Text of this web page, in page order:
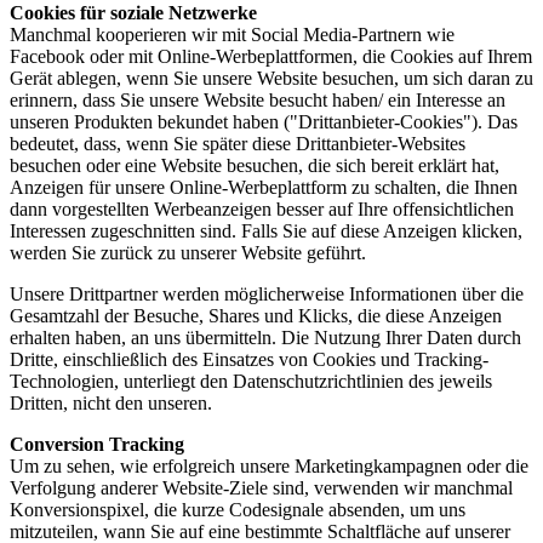
Cookies für soziale Netzwerke
Manchmal kooperieren wir mit Social Media-Partnern wie
Facebook oder mit Online-Werbeplattformen, die Cookies auf Ihrem
Gerät ablegen, wenn Sie unsere Website besuchen, um sich daran zu
erinnern, dass Sie unsere Website besucht haben/ ein Interesse an
unseren Produkten bekundet haben ("Drittanbieter-Cookies"). Das
bedeutet, dass, wenn Sie später diese Drittanbieter-Websites
besuchen oder eine Website besuchen, die sich bereit erklärt hat,
Anzeigen für unsere Online-Werbeplattform zu schalten, die Ihnen
dann vorgestellten Werbeanzeigen besser auf Ihre offensichtlichen
Interessen zugeschnitten sind. Falls Sie auf diese Anzeigen klicken,
werden Sie zurück zu unserer Website geführt.
Unsere Drittpartner werden möglicherweise Informationen über die
Gesamtzahl der Besuche, Shares und Klicks, die diese Anzeigen
erhalten haben, an uns übermitteln. Die Nutzung Ihrer Daten durch
Dritte, einschließlich des Einsatzes von Cookies und Tracking-
Technologien, unterliegt den Datenschutzrichtlinien des jeweils
Dritten, nicht den unseren.
Conversion Tracking
Um zu sehen, wie erfolgreich unsere Marketingkampagnen oder die
Verfolgung anderer Website-Ziele sind, verwenden wir manchmal
Konversionspixel, die kurze Codesignale absenden, um uns
mitzuteilen, wann Sie auf eine bestimmte Schaltfläche auf unserer